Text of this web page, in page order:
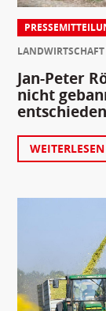
LANDWIRTSCHAFT
Jan-Peter
nicht
WEITERLESEN